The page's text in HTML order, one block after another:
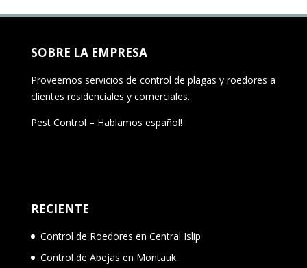
SOBRE LA EMPRESA
Proveemos servicios de control de plagas y roedores a
clientes residenciales y comerciales.
Pest Control – Hablamos español!
RECIENTE
Control de Roedores en Central Islip
Control de Abejas en Montauk